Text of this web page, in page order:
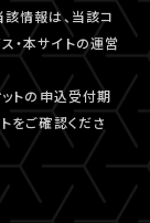
情報は、当該コ
・本サイトの運営
トの申込受付期
をご確認くださ